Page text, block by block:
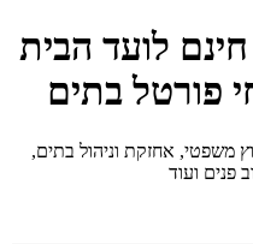
לועד הבית
פורטל בתים
משפטי, אחזקת וניהול בתים,
פנים ועוד